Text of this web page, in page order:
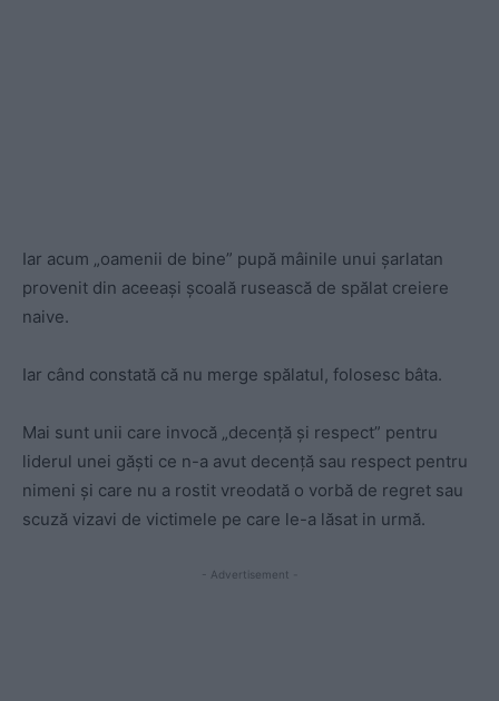
Iar acum „oamenii de bine” pupă mâinile unui șarlatan
provenit din aceeași școală rusească de spălat creiere
naive.
Iar când constată că nu merge spălatul, folosesc bâta.
Mai sunt unii care invocă „decenţă și respect” pentru
liderul unei găști ce n-a avut decență sau respect pentru
nimeni și care nu a rostit vreodată o vorbă de regret sau
scuză vizavi de victimele pe care le-a lăsat in urmă.
- Advertisement -